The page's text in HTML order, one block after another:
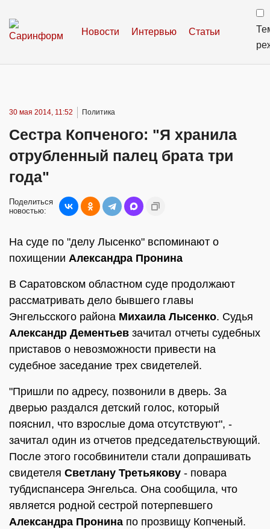
Новости Интервью Статьи
30 мая 2014, 11:52 Политика
Сестра Копченого: "Я хранила
отрубленный палец брата три
года"
Поделиться
новостью:
На суде по "делу Лысенко" вспоминают о
похищении Александра Пронина
В Саратовском областном суде продолжают
рассматривать дело бывшего главы
Энгельсского района Михаила Лысенко. Судья
Александр Дементьев зачитал отчеты судебных
приставов о невозможности привести на
судебное заседание трех свидетелей.
"Пришли по адресу, позвонили в дверь. За
дверью раздался детский голос, который
пояснил, что взрослые дома отсутствуют", -
зачитал один из отчетов председательствующий.
После этого гособвинители стали допрашивать
свидетеля Светлану Третьякову - повара
тубдиспансера Энгельса. Она сообщила, что
является родной сестрой потерпевшего
Александра Пронина по прозвищу Копченый.